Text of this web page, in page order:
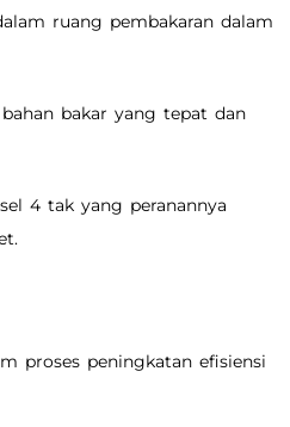
ruang pembakaran dalam
bakar yang tepat dan
4 tak yang peranannya
proses peningkatan efisiensi